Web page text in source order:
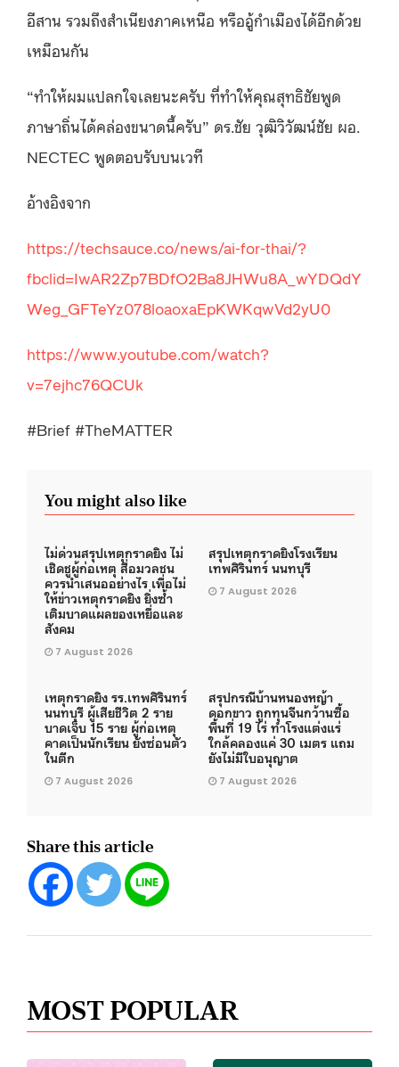
อีสาน รวมถึงสำเนียงภาคเหนือ หรืออู้กำเมืองได้อีกด้วย
เหมือนกัน
“ทำให้ผมแปลกใจเลยนะครับ ที่ทำให้คุณสุทธิชัยพูด
ภาษาถิ่นได้คล่องขนาดนี้ครับ” ดร.ชัย วุฒิวิวัฒน์ชัย ผอ.
NECTEC พูดตอบรับบนเวที
อ้างอิงจาก
https://techsauce.co/news/ai-for-thai/?
fbclid=IwAR2Zp7BDfO2Ba8JHWu8A_wYDQdY
Weg_GFTeYz078loaoxaEpKWKqwVd2yU0
https://www.youtube.com/watch?
v=7ejhc76QCUk
#Brief #TheMATTER
You might also like
ไม่ด่วนสรุปเหตุกราดยิง ไม่
เชิดชูผู้ก่อเหตุ สื่อมวลชน
ควรนำเสนออย่างไร เพื่อไม่
ให้ข่าวเหตุกราดยิง ยิ่งซ้ำ
เติมบาดแผลของเหยื่อและ
สังคม
7 August 2026
สรุปเหตุกราดยิงโรงเรียน
เทพศิรินทร์ นนทบุรี
7 August 2026
เหตุกราดยิง รร.เทพศิรินทร์
นนทบุรี ผู้เสียชีวิต 2 ราย
บาดเจ็บ 15 ราย ผู้ก่อเหตุ
คาดเป็นนักเรียน ยังซ่อนตัว
ในตึก
7 August 2026
สรุปกรณีบ้านหนองหญ้า
ดอกขาว ถูกทุนจีนกว้านซื้อ
พื้นที่ 19 ไร่ ทำโรงแต่งแร่
ใกล้คลองแค่ 30 เมตร แถม
ยังไม่มีใบอนุญาต
7 August 2026
Share this article
MOST POPULAR